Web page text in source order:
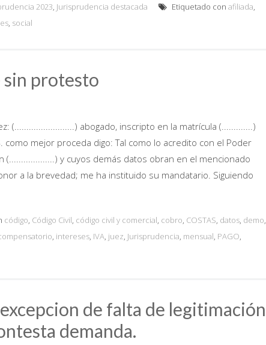
2023, Jurisprudencia destacada Etiquetado con afiliada,
, social
sin protesto
(.........................) abogado, inscripto en la matrícula (.............)
como mejor proceda digo: Tal como lo acredito con el Poder
(...................) y cuyos demás datos obran en el mencionado
a la brevedad; me ha instituido su mandatario. Siguiendo
código, Código Civil, código civil y comercial, cobro, COSTAS, datos, demo,
, intereses, IVA, juez, Jurisprudencia, mensual, PAGO,
de falta de legitimación
demanda.